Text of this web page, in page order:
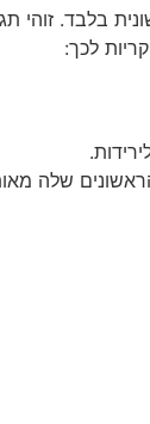
בלבד. זוהי
לכך:
שנה קשה